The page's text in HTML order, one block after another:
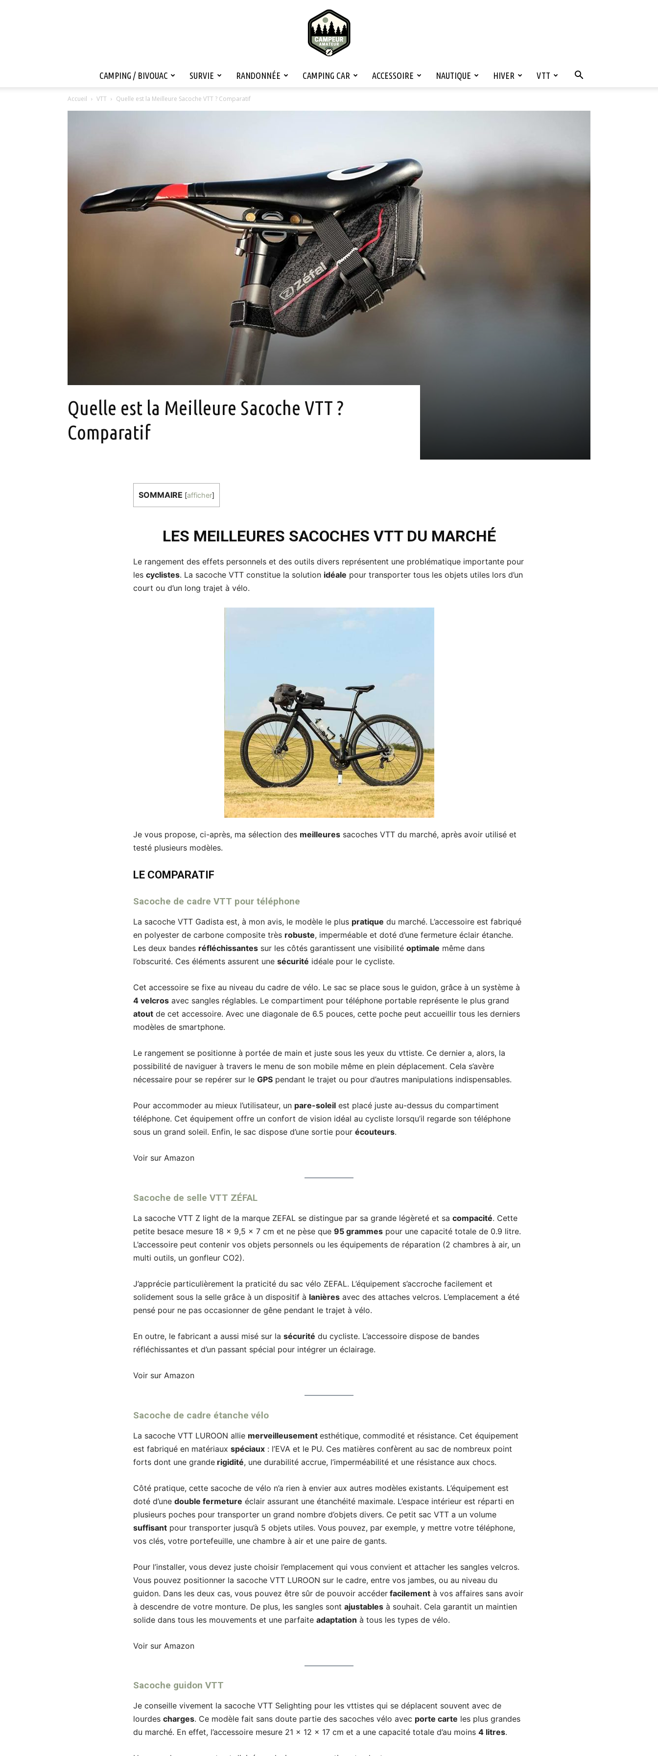
CAMPING / BIVOUAC SURVIE RANDONNÉE CAMPING CAR ACCESSOIRE NAUTIQUE HIVER VTT
Accueil VTT Quelle est la Meilleure Sacoche VTT ? Comparatif
Quelle est la Meilleure Sacoche VTT ?
Comparatif
SOMMAIRE [afficher]
LES MEILLEURES SACOCHES VTT DU MARCHÉ
Le rangement des effets personnels et des outils divers représentent une problématique importante pour
les cyclistes. La sacoche VTT constitue la solution idéale pour transporter tous les objets utiles lors d’un
court ou d’un long trajet à vélo.
Je vous propose, ci-après, ma sélection des meilleures sacoches VTT du marché, après avoir utilisé et
testé plusieurs modèles.
LE COMPARATIF
Sacoche de cadre VTT pour téléphone
La sacoche VTT Gadista est, à mon avis, le modèle le plus pratique du marché. L’accessoire est fabriqué
en polyester de carbone composite très robuste, imperméable et doté d’une fermeture éclair étanche.
Les deux bandes réfléchissantes sur les côtés garantissent une visibilité optimale même dans
l’obscurité. Ces éléments assurent une sécurité idéale pour le cycliste.
Cet accessoire se fixe au niveau du cadre de vélo. Le sac se place sous le guidon, grâce à un système à
4 velcros avec sangles réglables. Le compartiment pour téléphone portable représente le plus grand
atout de cet accessoire. Avec une diagonale de 6.5 pouces, cette poche peut accueillir tous les derniers
modèles de smartphone.
Le rangement se positionne à portée de main et juste sous les yeux du vttiste. Ce dernier a, alors, la
possibilité de naviguer à travers le menu de son mobile même en plein déplacement. Cela s’avère
nécessaire pour se repérer sur le GPS pendant le trajet ou pour d’autres manipulations indispensables.
Pour accommoder au mieux l’utilisateur, un pare-soleil est placé juste au-dessus du compartiment
téléphone. Cet équipement offre un confort de vision idéal au cycliste lorsqu’il regarde son téléphone
sous un grand soleil. Enfin, le sac dispose d’une sortie pour écouteurs.
Voir sur Amazon
Sacoche de selle VTT ZÉFAL
La sacoche VTT Z light de la marque ZEFAL se distingue par sa grande légèreté et sa compacité. Cette
petite besace mesure 18 x 9,5 x 7 cm et ne pèse que 95 grammes pour une capacité totale de 0.9 litre.
L’accessoire peut contenir vos objets personnels ou les équipements de réparation (2 chambres à air, un
multi outils, un gonfleur CO2).
J’apprécie particulièrement la praticité du sac vélo ZEFAL. L’équipement s’accroche facilement et
solidement sous la selle grâce à un dispositif à lanières avec des attaches velcros. L’emplacement a été
pensé pour ne pas occasionner de gêne pendant le trajet à vélo.
En outre, le fabricant a aussi misé sur la sécurité du cycliste. L’accessoire dispose de bandes
réfléchissantes et d’un passant spécial pour intégrer un éclairage.
Voir sur Amazon
Sacoche de cadre étanche vélo
La sacoche VTT LUROON allie merveilleusement esthétique, commodité et résistance. Cet équipement
est fabriqué en matériaux spéciaux : l’EVA et le PU. Ces matières confèrent au sac de nombreux point
forts dont une grande rigidité, une durabilité accrue, l’imperméabilité et une résistance aux chocs.
Côté pratique, cette sacoche de vélo n’a rien à envier aux autres modèles existants. L’équipement est
doté d’une double fermeture éclair assurant une étanchéité maximale. L’espace intérieur est réparti en
plusieurs poches pour transporter un grand nombre d’objets divers. Ce petit sac VTT a un volume
suffisant pour transporter jusqu’à 5 objets utiles. Vous pouvez, par exemple, y mettre votre téléphone,
vos clés, votre portefeuille, une chambre à air et une paire de gants.
Pour l’installer, vous devez juste choisir l’emplacement qui vous convient et attacher les sangles velcros.
Vous pouvez positionner la sacoche VTT LUROON sur le cadre, entre vos jambes, ou au niveau du
guidon. Dans les deux cas, vous pouvez être sûr de pouvoir accéder facilement à vos affaires sans avoir
à descendre de votre monture. De plus, les sangles sont ajustables à souhait. Cela garantit un maintien
solide dans tous les mouvements et une parfaite adaptation à tous les types de vélo.
Voir sur Amazon
Sacoche guidon VTT
Je conseille vivement la sacoche VTT Selighting pour les vttistes qui se déplacent souvent avec de
lourdes charges. Ce modèle fait sans doute partie des sacoches vélo avec porte carte les plus grandes
du marché. En effet, l’accessoire mesure 21 x 12 x 17 cm et a une capacité totale d’au moins 4 litres.